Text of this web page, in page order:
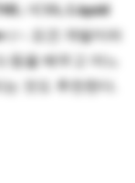
/ CSS, Liquid
(<- 요건 개발이라
등을 배우고 어느
것도 추천한다.